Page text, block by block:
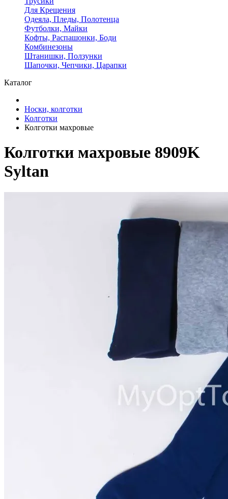
Для Крещения
Одеяла, Пледы, Полотенца
Футболки, Майки
Кофты, Распашонки, Боди
Комбинезоны
Штанишки, Ползунки
Шапочки, Чепчики, Царапки
Каталог
Носки, колготки
Колготки
Колготки махровые
Колготки махровые 8909K
Syltan